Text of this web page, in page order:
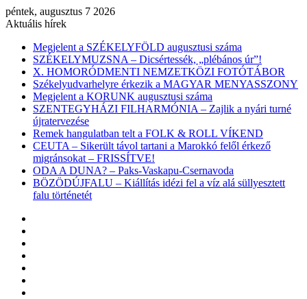
péntek, augusztus 7 2026
Aktuális hírek
Megjelent a SZÉKELYFÖLD augusztusi száma
SZÉKELYMUZSNA – Dicsértessék, „plébános úr”!
X. HOMORÓDMENTI NEMZETKÖZI FOTÓTÁBOR
Székelyudvarhelyre érkezik a MAGYAR MENYASSZONY
Megjelent a KORUNK augusztusi száma
SZENTEGYHÁZI FILHARMÓNIA – Zajlik a nyári turné
újratervezése
Remek hangulatban telt a FOLK & ROLL VÍKEND
CEUTA – Sikerült távol tartani a Marokkó felől érkező
migránsokat – FRISSÍTVE!
ODA A DUNA? – Paks-Vaskapu-Csernavoda
BÖZÖDÚJFALU – Kiállítás idézi fel a víz alá süllyesztett
falu történetét